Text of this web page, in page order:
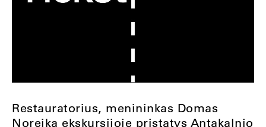
Restauratorius, menininkas Domas
Noreika ekskursijoje pristatys Antakalnio